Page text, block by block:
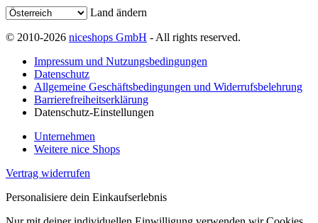
Land ändern
© 2010-2026 niceshops GmbH - All rights reserved.
Impressum und Nutzungsbedingungen
Datenschutz
Allgemeine Geschäftsbedingungen und Widerrufsbelehrung
Barrierefreiheitserklärung
Datenschutz-Einstellungen
Unternehmen
Weitere nice Shops
Vertrag widerrufen
Personalisiere dein Einkaufserlebnis